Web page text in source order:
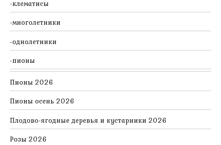
клематисы
многолетники
однолетники
пионы
Пионы 2026
Пионы осень 2026
Плодово-ягодные деревья и кустарники 2026
Розы 2026